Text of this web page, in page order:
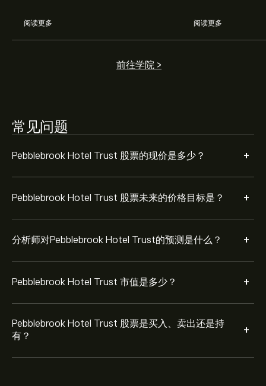
阅读更多 阅读更多
前往学院 >
常见问题
Pebblebrook Hotel Trust 股票的现价是多少？ +
Pebblebrook Hotel Trust 股票未来的价格目标是？ +
分析师对Pebblebrook Hotel Trust的预测是什么？ +
Pebblebrook Hotel Trust 市值是多少？ +
Pebblebrook Hotel Trust 市值为 ‎$‎2.05B 美元
Pebblebrook Hotel Trust 股票是买入、卖出还是持
有？
+